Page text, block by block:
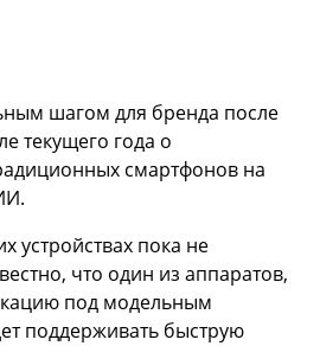
шагом для бренда после
текущего года о
смартфонов на
устройствах пока не
что один из аппаратов,
под модельным
поддерживать быструю